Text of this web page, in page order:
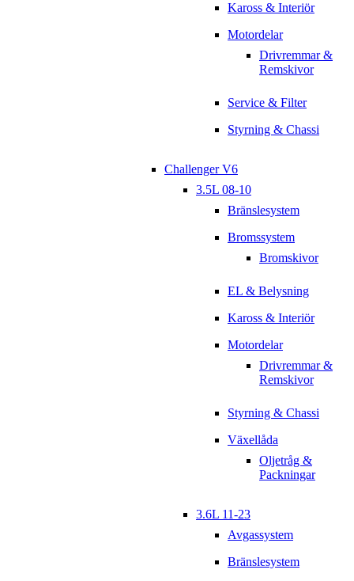
Kaross & Interiör
Motordelar
Drivremmar &
Remskivor
Service & Filter
Styrning & Chassi
Challenger V6
3.5L 08-10
Bränslesystem
Bromssystem
Bromskivor
EL & Belysning
Kaross & Interiör
Motordelar
Drivremmar &
Remskivor
Styrning & Chassi
Växellåda
Oljetråg &
Packningar
3.6L 11-23
Avgassystem
Bränslesystem